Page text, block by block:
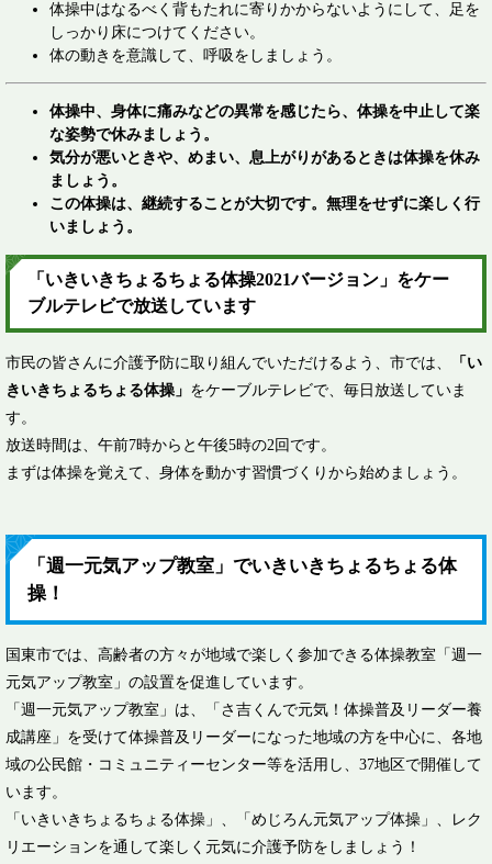
体操中はなるべく背もたれに寄りかからないようにして、足を
しっかり床につけてください。
体の動きを意識して、呼吸をしましょう。
体操中、身体に痛みなどの異常を感じたら、体操を中止して楽
な姿勢で休みましょう。
気分が悪いときや、めまい、息上がりがあるときは体操を休み
ましょう。
この体操は、継続することが大切です。無理をせずに楽しく行
いましょう。
「いきいきちょるちょる体操2021バージョン」をケー
ブルテレビで放送しています
市民の皆さんに介護予防に取り組んでいただけるよう、市では、
「い
きいきちょるちょる体操」 をケーブルテレビで、毎日放送していま
す。
放送時間は、午前7時からと午後5時の2回です。
まずは体操を覚えて、身体を動かす習慣づくりから始めましょう。
「週一元気アップ教室」でいきいきちょるちょる体
操！
国東市では、高齢者の方々が地域で楽しく参加できる体操教室「週一
元気アップ教室」の設置を促進しています。
「週一元気アップ教室」は、「さ吉くんで元気！体操普及リーダー養
成講座」を受けて体操普及リーダーになった地域の方を中心に、各地
域の公民館・コミュニティーセンター等を活用し、37地区で開催して
います。
「いきいきちょるちょる体操」、「めじろん元気アップ体操」、レク
リエーションを通して楽しく元気に介護予防をしましょう！